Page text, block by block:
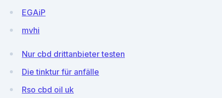
EGAiP
mvhi
Nur cbd drittanbieter testen
Die tinktur für anfälle
Rso cbd oil uk